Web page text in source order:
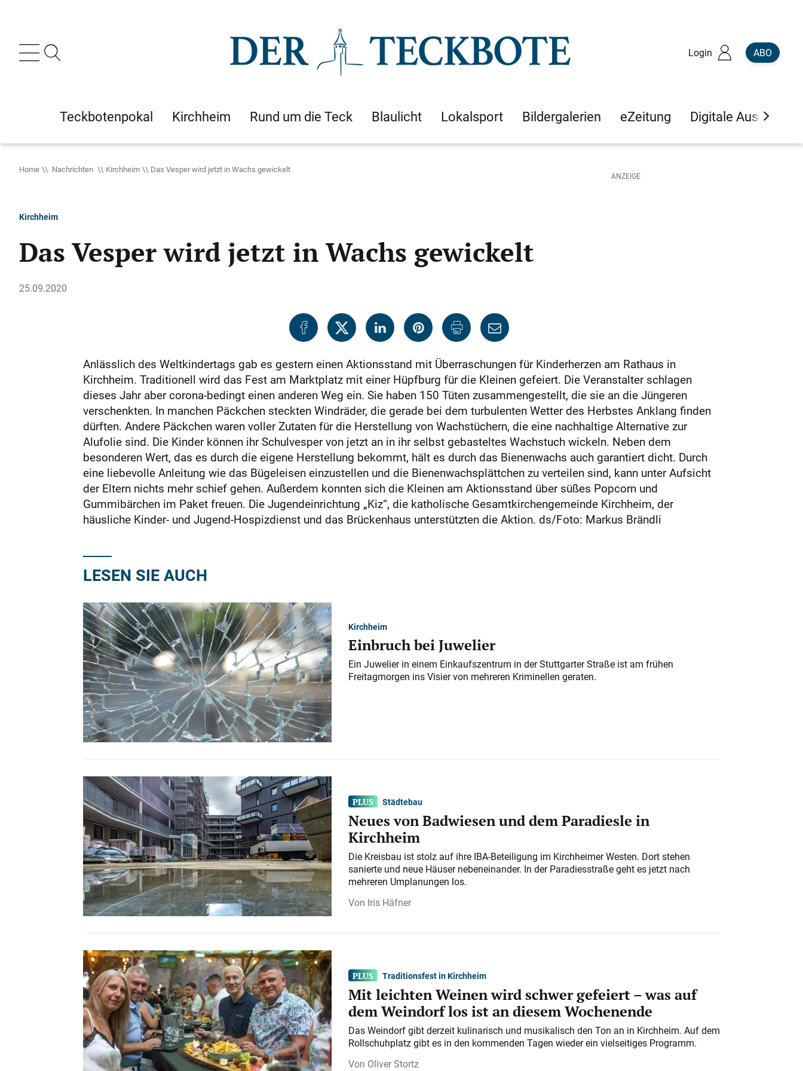
Login ABO
Teckbotenpokal Kirchheim Rund um die Teck Blaulicht Lokalsport Bildergalerien eZeitung Digitale Ausgaben
Home Nachrichten Kirchheim Das Vesper wird jetzt in Wachs gewickelt
Kirchheim
Das Vesper wird jetzt in Wachs gewickelt
25.09.2020
Anlässlich des Weltkindertags gab es gestern einen Aktionsstand mit Überraschungen für Kinderherzen am Rathaus in
Kirchheim. Traditionell wird das Fest am Marktplatz mit einer Hüpfburg für die Kleinen gefeiert. Die Veranstalter schlagen
dieses Jahr aber corona-bedingt einen anderen Weg ein. Sie haben 150 Tüten zusammengestellt, die sie an die Jüngeren
verschenkten. In manchen Päckchen steckten Windräder, die gerade bei dem turbulenten Wetter des Herbstes Anklang finden
dürften. Andere Päckchen waren voller Zutaten für die Herstellung von Wachstüchern, die eine nachhaltige Alternative zur
Alufolie sind. Die Kinder können ihr Schulvesper von jetzt an in ihr selbst gebasteltes Wachstuch wickeln. Neben dem
besonderen Wert, das es durch die eigene Herstellung bekommt, hält es durch das Bienenwachs auch garantiert dicht. Durch
eine liebevolle Anleitung wie das Bügeleisen einzustellen und die Bienenwachsplättchen zu verteilen sind, kann unter Aufsicht
der Eltern nichts mehr schief gehen. Außerdem konnten sich die Kleinen am Aktionsstand über süßes Popcorn und
Gummibärchen im Paket freuen. Die Jugendeinrichtung „Kiz“, die katholische Gesamtkirchengemeinde Kirchheim, der
häusliche Kinder- und Jugend-Hospizdienst und das Brückenhaus unterstützten die Aktion. ds/Foto: Markus Brändli
LESEN SIE AUCH
Kirchheim
Einbruch bei Juwelier
Ein Juwelier in einem Einkaufszentrum in der Stuttgarter Straße ist am frühen
Freitagmorgen ins Visier von mehreren Kriminellen geraten.
Städtebau
Neues von Badwiesen und dem Paradiesle in
Kirchheim
Die Kreisbau ist stolz auf ihre IBA-Beteiligung im Kirchheimer Westen. Dort stehen
sanierte und neue Häuser nebeneinander. In der Paradiesstraße geht es jetzt nach
mehreren Umplanungen los.
Iris Häfner
Traditionsfest in Kirchheim
Mit leichten Weinen wird schwer gefeiert – was auf
dem Weindorf los ist an diesem Wochenende
Das Weindorf gibt derzeit kulinarisch und musikalisch den Ton an in Kirchheim. Auf dem
Rollschuhplatz gibt es in den kommenden Tagen wieder ein vielseitiges Programm.
Oliver Stortz